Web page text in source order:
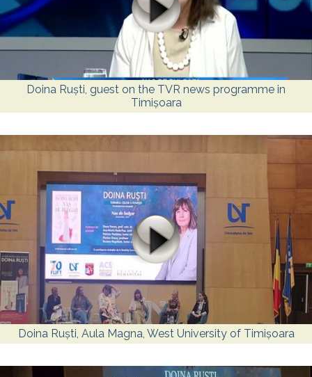
Doina Ruști, guest on the TVR news programme in
Timișoara
Doina Ruști, Aula Magna, West University of Timișoara